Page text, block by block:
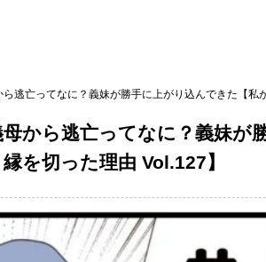
逃亡ってなに？義妹が勝手に上がり込んできた【私
から逃亡ってなに？義妹が
を切った理由 Vol.127】